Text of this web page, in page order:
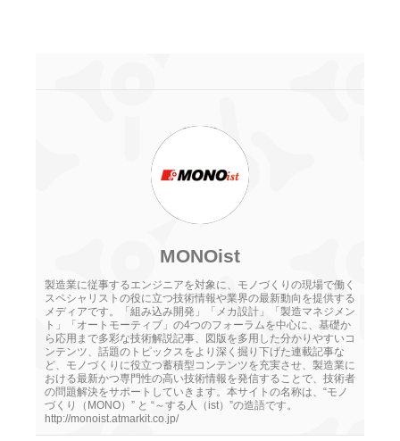
MONOist
製造業に従事するエンジニアを対象に、モノづくりの現場で働く
スペシャリストの役に立つ技術情報や業界の最新動向を提供する
メディアです。「組み込み開発」「メカ設計」「製造マネジメン
ト」「オートモーティブ」の4つのフォーラムを中心に、基礎か
ら応用まで多彩な技術解説記事、図版を多用した分かりやすいコ
ンテンツ、話題のトピックスをより深く掘り下げた連載記事な
ど、モノづくりに役立つ蓄積型コンテンツを充実させ、製造業に
おける最新かつ専門性の高い技術情報を発信することで、技術者
の問題解決をサポートしていきます。本サイトの名称は、“モノ
づくり（MONO）” と “～する人（ist）”の造語です。
http://monoist.atmarkit.co.jp/